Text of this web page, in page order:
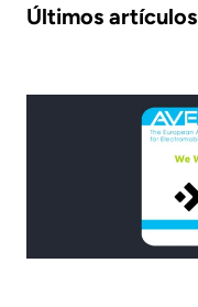
Últimos artículos